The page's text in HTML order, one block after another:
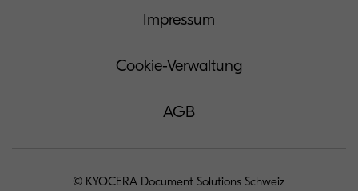
Impressum
Cookie-Verwaltung
AGB
© KYOCERA Document Solutions Schweiz